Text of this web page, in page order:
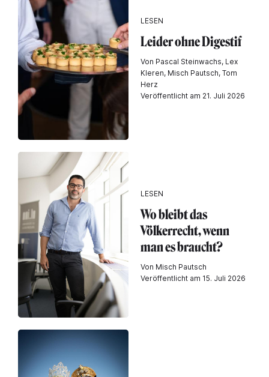
LESEN
Leider ohne Digestif
Von Pascal Steinwachs, Lex
Kleren, Misch Pautsch, Tom
Herz
Veröffentlicht am 21. Juli 2026
LESEN
Wo bleibt das
Völkerrecht, wenn
man es braucht?
Von Misch Pautsch
Veröffentlicht am 15. Juli 2026